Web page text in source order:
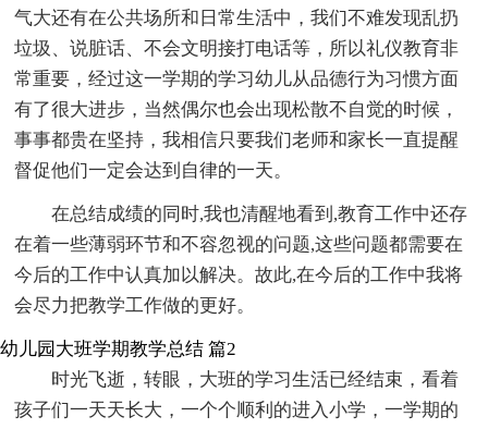
气大还有在公共场所和日常生活中，我们不难发现乱扔
垃圾、说脏话、不会文明接打电话等，所以礼仪教育非
常重要，经过这一学期的学习幼儿从品德行为习惯方面
有了很大进步，当然偶尔也会出现松散不自觉的时候，
事事都贵在坚持，我相信只要我们老师和家长一直提醒
督促他们一定会达到自律的一天。
在总结成绩的同时,我也清醒地看到,教育工作中还存
在着一些薄弱环节和不容忽视的问题,这些问题都需要在
今后的工作中认真加以解决。故此,在今后的工作中我将
会尽力把教学工作做的更好。
幼儿园大班学期教学总结 篇2
时光飞逝，转眼，大班的学习生活已经结束，看着
孩子们一天天长大，一个个顺利的进入小学，一学期的